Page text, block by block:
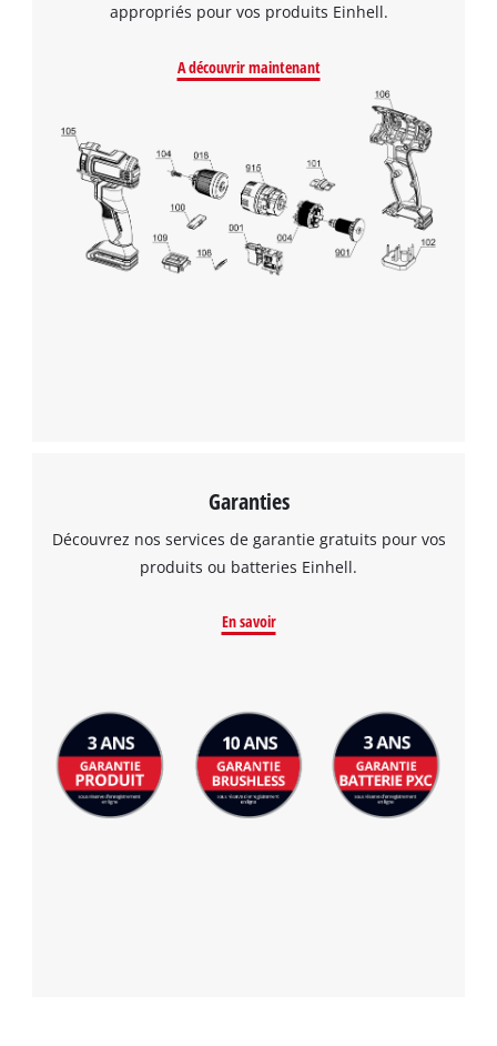
pouvoir charger Google Maps !
This content is not permitted to load due
to trackers that are not disclosed to the
visitor. The website owner needs to setup
the site with their CMP to add this content
to the list of technologies used.
Powered byUsercentrics Consent
Management Platform
appropriés pour vos produits Einhell.
A découvrir maintenant
Garanties
Découvrez nos services de garantie gratuits pour vos
produits ou batteries Einhell.
En savoir